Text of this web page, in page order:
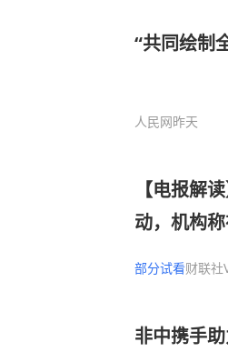
“共同绘制
人民网昨天
【电报解
动，机构
部分试看财联社
非中携手